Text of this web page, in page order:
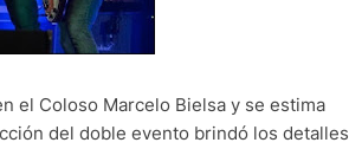
el Coloso Marcelo Bielsa y se estima
del doble evento brindó los detalles